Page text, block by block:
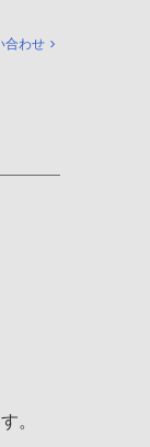
合わせ
。